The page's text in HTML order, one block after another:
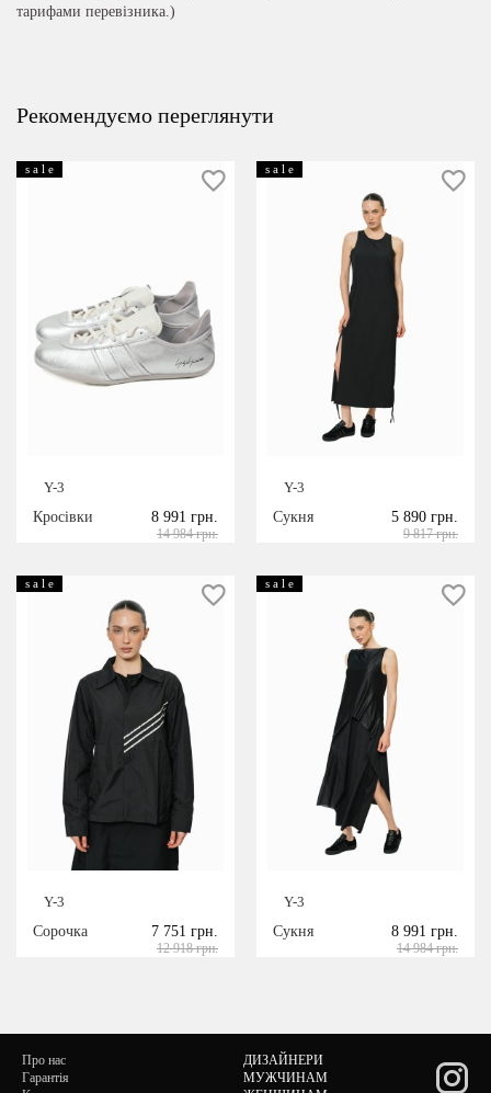
тарифами перевізника.)
Рекомендуємо переглянути
s a l e
Y-3
Кросівки
8 991 грн.
14 984 грн.
s a l e
Y-3
Сукня
5 890 грн.
9 817 грн.
s a l e
Y-3
Сорочка
7 751 грн.
12 918 грн.
s a l e
Y-3
Сукня
8 991 грн.
14 984 грн.
Про нас
Гарантія
ДИЗАЙНЕРИ
МУЖЧИНАМ